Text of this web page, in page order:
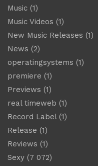
Music (1)
Music Videos (1)
New Music Releases (1)
News (2)
operatingsystems (1)
premiere (1)
Previews (1)
real timeweb (1)
Record Label(1)
Release (1)
Reviews (1)
Sexy (7 072)